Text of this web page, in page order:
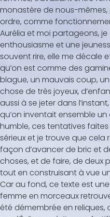
monastère de nous-
ordre, comme
Aurélia et moi partageons, je
enthousiasme et une
souvent rire, elle me décale
qu’on est comme des
blague, un mauvais coup,
chose de très joyeux,
aussi à se jeter dans
qu’on inventait ensemble
humble, ces tentatives
sérieux et je trouve que
façon d’avancer de bric et
choses, et de faire, de deux
tout en construisant à vue
Car au fond, ce texte est
femme en morceaux
été démembrée en